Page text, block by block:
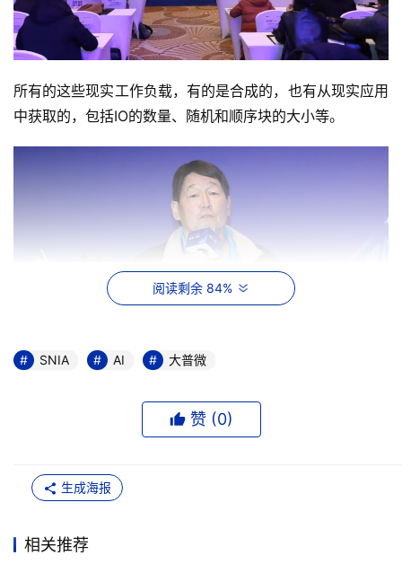
所有的这些现实工作负载，有的是合成的，也有从现实应用
中获取的，包括IO的数量、随机和顺序块的大小等。
零售业门户网站工作负载以及两个GPS卫星定位的门户网站
每天24小时每个时间段的变化，以便我们能更好的了解它
阅读剩余 84%
SNIA AI 大普微
赞 (0)
生成海报
相关推荐